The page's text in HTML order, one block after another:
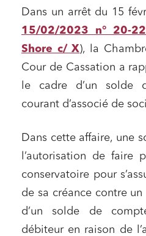
Dans un arrêt du 15
15/02/2023 n° 20-
Shore c/ X), la
Cour de Cassation a
le cadre d’un solde
courant d’associé de
Dans cette affaire, une
l’autorisation de faire
conservatoire pour
de sa créance contre
d’un solde de
débiteur en raison de